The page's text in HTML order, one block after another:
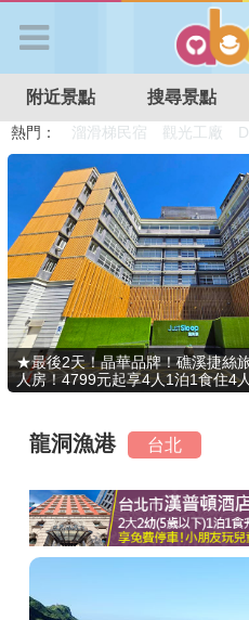
APP登入
首 頁
搜尋景點
好康優惠
最新消息
最新留言
商家合作
附近景點 搜尋景點
熱門： 溜滑梯民宿 觀光工廠
特色遊戲場
親子住房優惠 台北親
★最後2天！晶華品牌！礁溪捷絲
人房！4799元起享4人1泊1食住4
龍洞漁港 台北